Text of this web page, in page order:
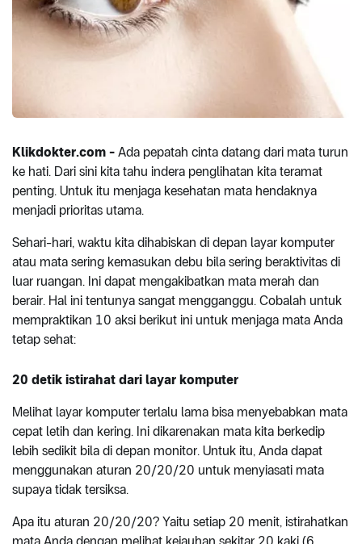
Klikdokter.com - Ada pepatah cinta datang dari mata turun
ke hati. Dari sini kita tahu indera penglihatan kita teramat
penting. Untuk itu menjaga kesehatan mata hendaknya
menjadi prioritas utama.
Sehari-hari, waktu kita dihabiskan di depan layar komputer
atau mata sering kemasukan debu bila sering beraktivitas di
luar ruangan. Ini dapat mengakibatkan mata merah dan
berair. Hal ini tentunya sangat mengganggu. Cobalah untuk
mempraktikan 10 aksi berikut ini untuk menjaga mata Anda
tetap sehat:
20 detik istirahat dari layar komputer
Melihat layar komputer terlalu lama bisa menyebabkan mata
cepat letih dan kering. Ini dikarenakan mata kita berkedip
lebih sedikit bila di depan monitor. Untuk itu, Anda dapat
menggunakan aturan 20/20/20 untuk menyiasati mata
supaya tidak tersiksa.
Apa itu aturan 20/20/20? Yaitu setiap 20 menit, istirahatkan